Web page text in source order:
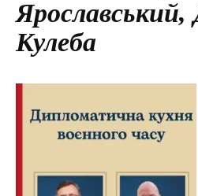
Кулеба